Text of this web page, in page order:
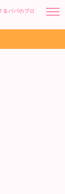
るパパのブロ